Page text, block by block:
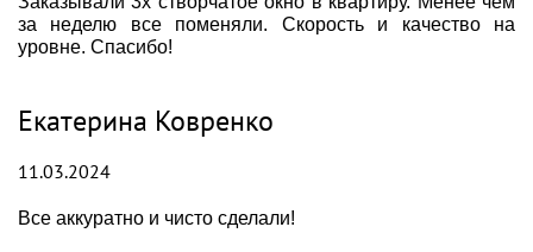
за неделю все поменяли. Скорость и качество на
уровне. Спасибо!
Екатерина Ковренко
11.03.2024
Все аккуратно и чисто сделали!